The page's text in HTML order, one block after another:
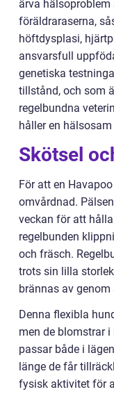
ärva
föräldraraserna,
höftdysplasi,
ansvarsfull
genetiska
tillstånd, och som
regelbundna
håller en
Skötsel
För att en
omvårdnad.
veckan för att
regelbunden
och fräsch.
trots sin lilla
brännas av
Denna flexibla
men de blomstrar
passar både i
länge de får
fysisk aktivitet för